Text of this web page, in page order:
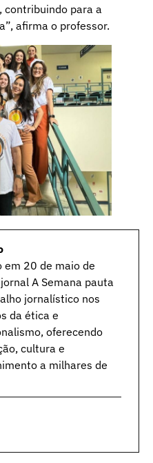
para a
afirma o professor.
em 20 de maio de
A Semana pauta
jornalístico nos
da ética e
oferecendo
cultura e
a milhares de